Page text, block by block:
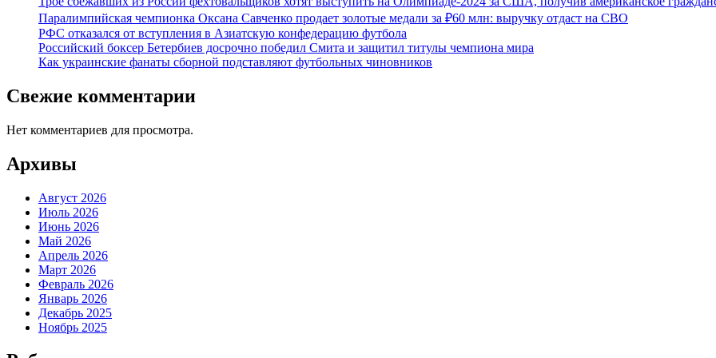
Паралимпийская чемпионка Оксана Савченко продает золотые медали за ₽60 млн: выручку отдаст на СВО
РФС отказался от вступления в Азиатскую конфедерацию футбола
Российский боксер Бетербиев досрочно победил Смита и защитил титулы чемпиона мира
Как украинские фанаты сборной подставляют футбольных чиновников
Свежие комментарии
Нет комментариев для просмотра.
Архивы
Август 2026
Июль 2026
Июнь 2026
Май 2026
Апрель 2026
Март 2026
Февраль 2026
Январь 2026
Декабрь 2025
Ноябрь 2025